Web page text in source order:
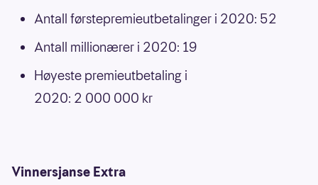
Antall førstepremieutbetalinger i 2020: 52
Antall millionærer i 2020: 19
Høyeste premieutbetaling i
2020: 2 000 000 kr
Vinnersjanse Extra